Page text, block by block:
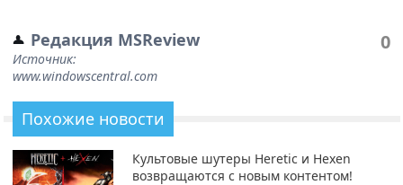
Редакция MSReview
Источник:
www.windowscentral.com
0
Похожие новости
Культовые шутеры Heretic и Hexen
возвращаются с новым контентом!